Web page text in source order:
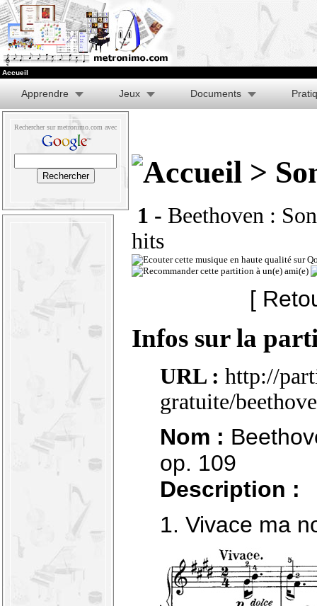
Accueil
Apprendre Jeux Documents
Rechercher sur metronimo.com avec
>
1 - Beethoven :
hits
[
Infos sur la
URL : http://
gratuite/
Nom :
op. 109
Description :
1. Vivace ma